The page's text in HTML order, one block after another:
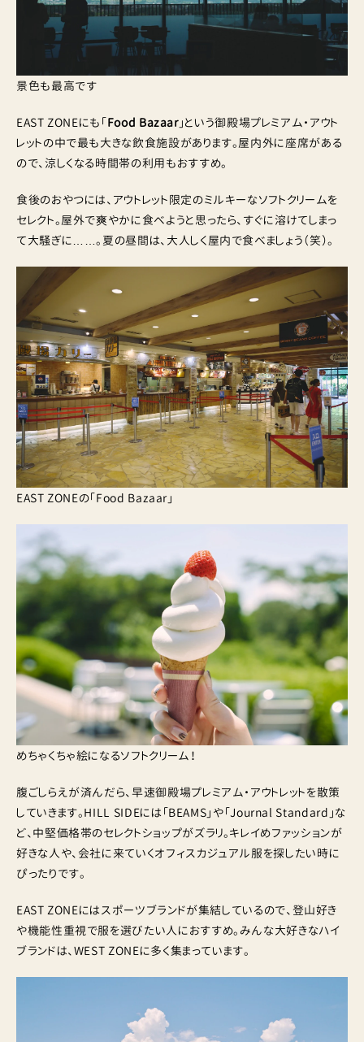
景色も最高です
EAST ZONEにも「Food Bazaar」という御殿場プレミアム・アウト
レットの中で最も大きな飲食施設があります。屋内外に座席がある
ので、涼しくなる時間帯の利用もおすすめ。
食後のおやつには、アウトレット限定のミルキーなソフトクリームを
セレクト。屋外で爽やかに食べようと思ったら、すぐに溶けてしまっ
て大騒ぎに……。夏の昼間は、大人しく屋内で食べましょう（笑）。
EAST ZONEの「Food Bazaar」
めちゃくちゃ絵になるソフトクリーム！
腹ごしらえが済んだら、早速御殿場プレミアム・アウトレットを散策
していきます。HILL SIDEには「BEAMS」や「Journal Standard」な
ど、中堅価格帯のセレクトショップがズラリ。キレイめファッションが
好きな人や、会社に来ていくオフィスカジュアル服を探したい時に
ぴったりです。
EAST ZONEにはスポーツブランドが集結しているので、登山好き
や機能性重視で服を選びたい人におすすめ。みんな大好きなハイ
ブランドは、WEST ZONEに多く集まっています。